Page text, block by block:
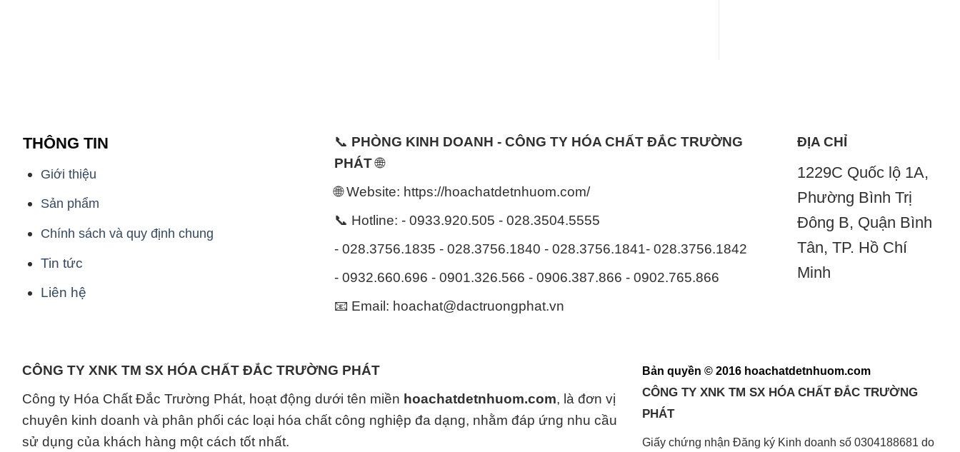
THÔNG TIN
Giới thiệu
Sản phẩm
Chính sách và quy định chung
Tin tức
Liên hệ
📞 PHÒNG KINH DOANH - CÔNG TY HÓA CHẤT ĐẮC TRƯỜNG
PHÁT🌐
🌐 Website: https://hoachatdetnhuom.com/
📞 Hotline: - 0933.920.505 - 028.3504.5555
- 028.3756.1835 - 028.3756.1840 - 028.3756.1841- 028.3756.1842
- 0932.660.696 - 0901.326.566 - 0906.387.866 - 0902.765.866
📧 Email: hoachat@dactruongphat.vn
ĐỊA CHỈ
1229C Quốc lộ 1A,
Phường Bình Trị
Đông B, Quận Bình
Tân, TP. Hồ Chí
Minh
CÔNG TY XNK TM SX HÓA CHẤT ĐẮC TRƯỜNG PHÁT
Công ty Hóa Chất Đắc Trường Phát, hoạt động dưới tên miền hoachatdetnhuom.com, là đơn vị
chuyên kinh doanh và phân phối các loại hóa chất công nghiệp đa dạng, nhằm đáp ứng nhu cầu
sử dụng của khách hàng một cách tốt nhất.
Bản quyền © 2016 hoachatdetnhuom.com
CÔNG TY XNK TM SX HÓA CHẤT ĐẮC TRƯỜNG
PHÁT
Giấy chứng nhận Đăng ký Kinh doanh số 0304188681 do